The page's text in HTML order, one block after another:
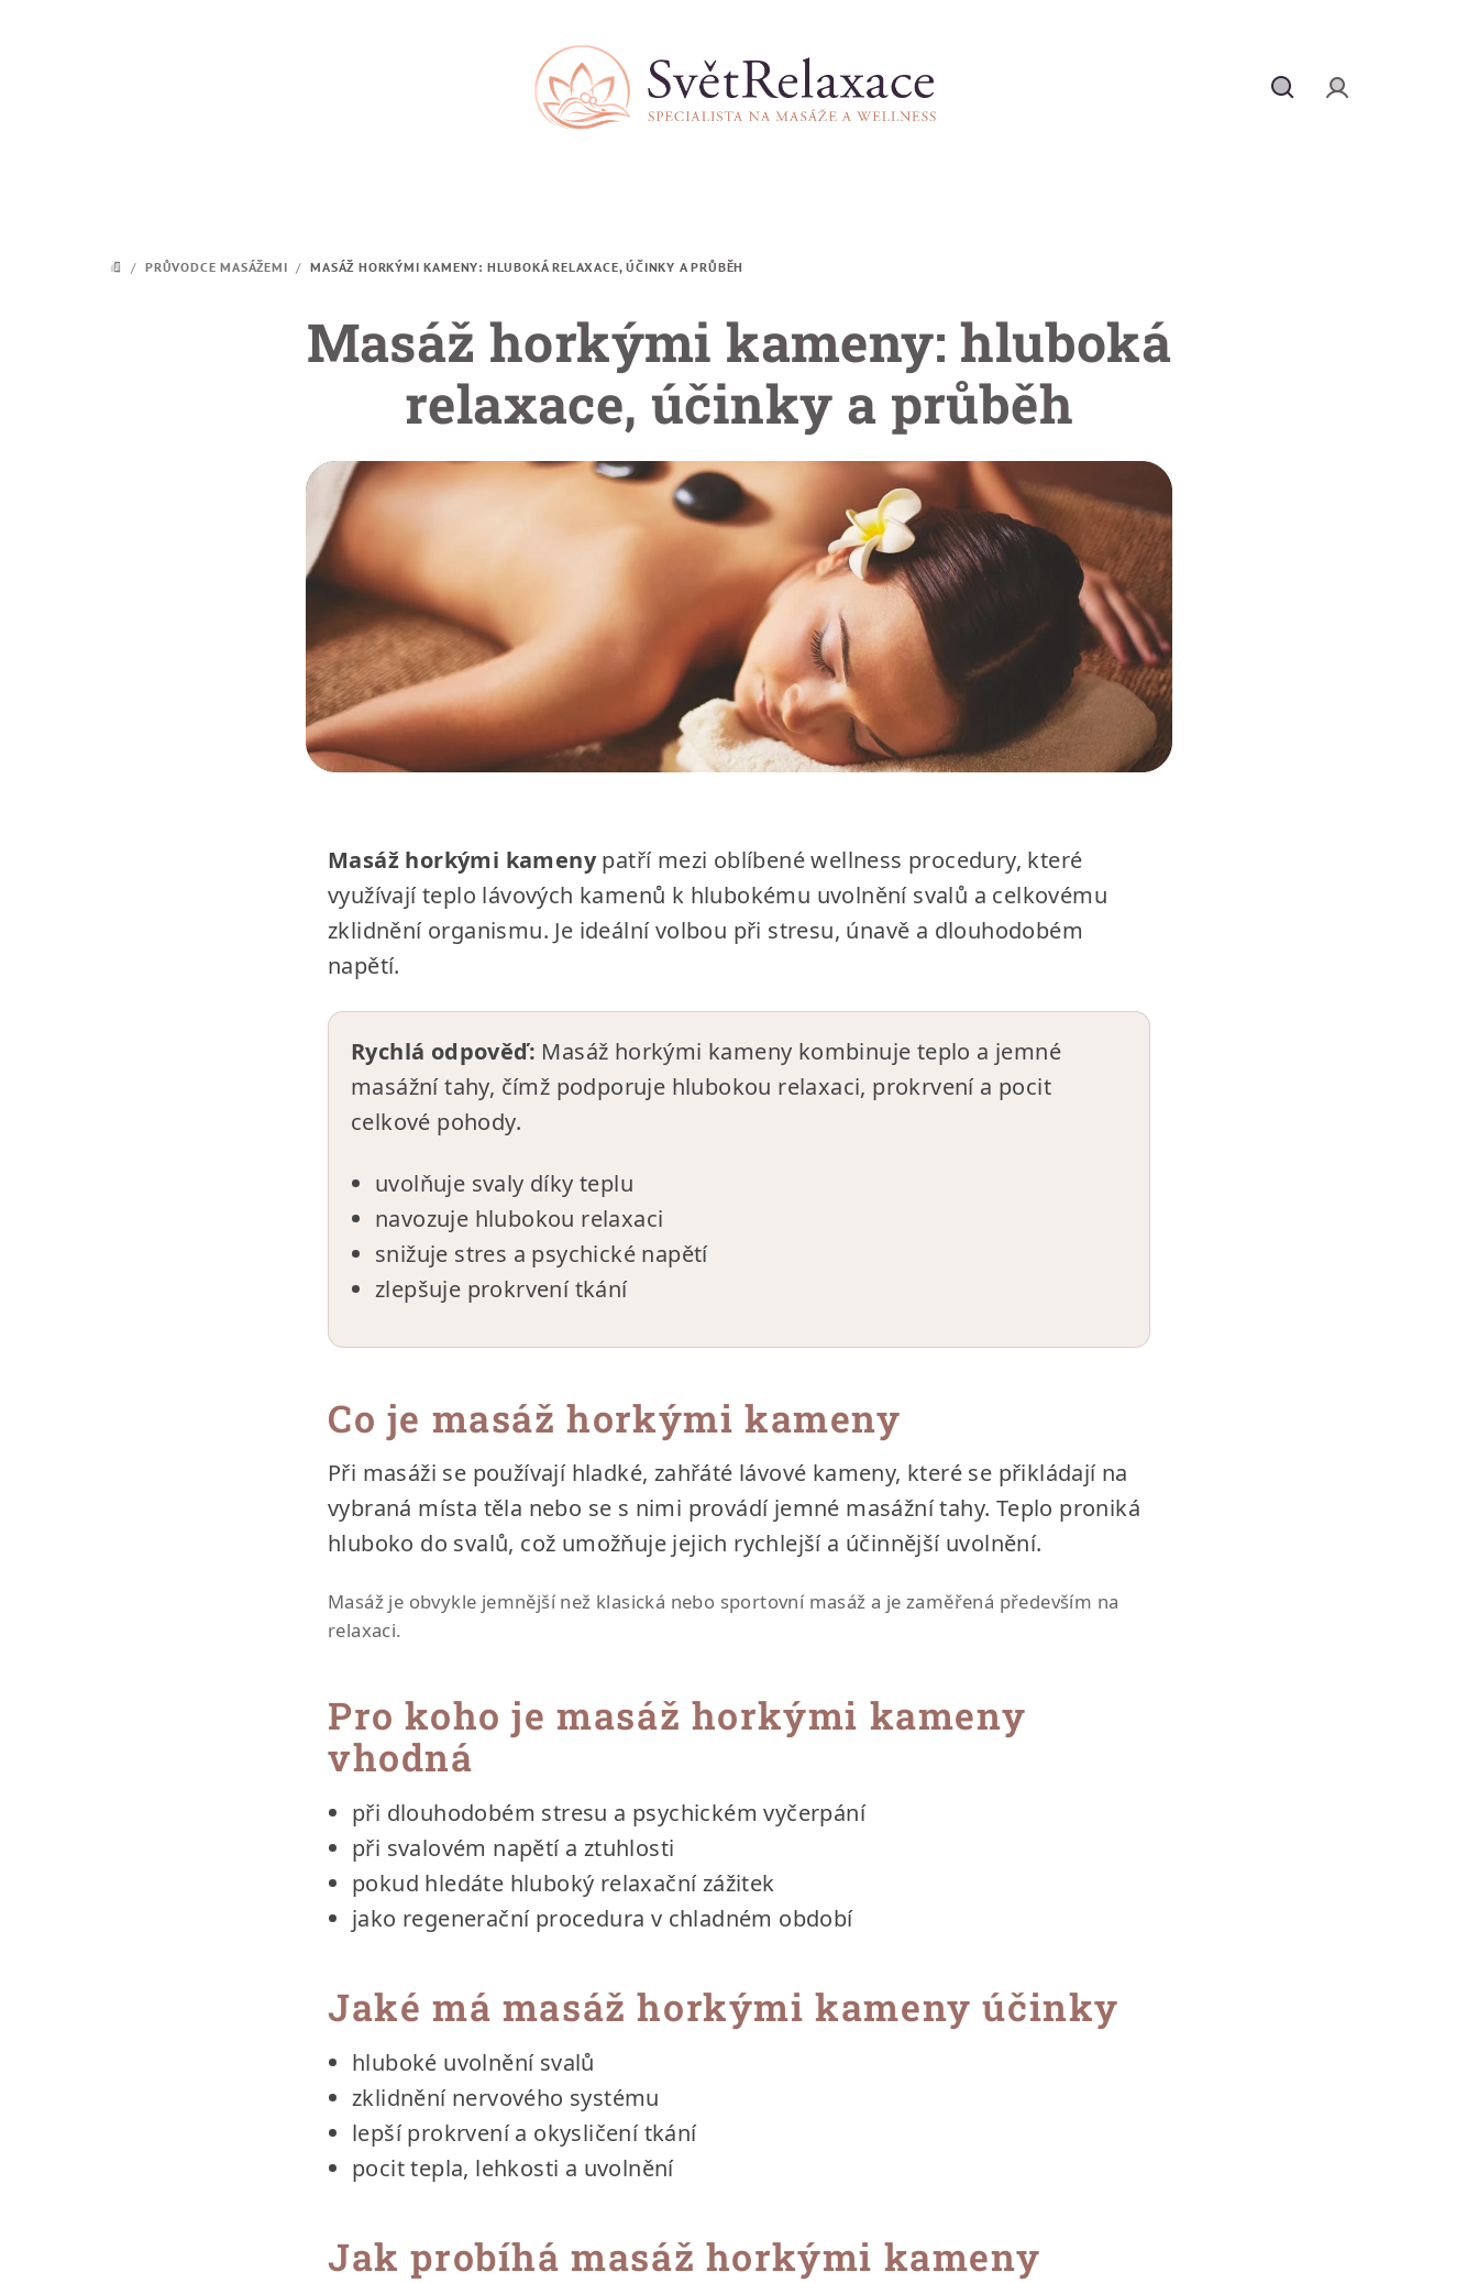
DOMŮ
/ PRŮVODCE MASÁŽEMI / MASÁŽ HORKÝMI KAMENY: HLUBOKÁ RELAXACE, ÚČINKY A PRŮBĚH
Masáž horkými kameny: hluboká
relaxace, účinky a průběh
Masáž horkými kamenypatří mezi oblíbené wellness procedury, které
využívají teplo lávových kamenů k hlubokému uvolnění svalů a celkovému
zklidnění organismu. Je ideální volbou při stresu, únavě a dlouhodobém
napětí.
Rychlá odpověď: Masáž horkými kameny kombinuje teplo a jemné
masážní tahy, čímž podporuje hlubokou relaxaci, prokrvení a pocit
celkové pohody.
uvolňuje svaly díky teplu
navozuje hlubokou relaxaci
snižuje stres a psychické napětí
zlepšuje prokrvení tkání
Co je masáž horkými kameny
Při masáži se používají hladké, zahřáté lávové kameny, které se přikládají na
vybraná místa těla nebo se s nimi provádí jemné masážní tahy. Teplo proniká
hluboko do svalů, což umožňuje jejich rychlejší a účinnější uvolnění.
Masáž je obvykle jemnější než klasická nebo sportovní masáž a je zaměřená především na
relaxaci.
Pro koho je masáž horkými kameny
vhodná
při dlouhodobém stresu a psychickém vyčerpání
při svalovém napětí a ztuhlosti
pokud hledáte hluboký relaxační zážitek
jako regenerační procedura v chladném období
Jaké má masáž horkými kameny účinky
hluboké uvolnění svalů
zklidnění nervového systému
lepší prokrvení a okysličení tkání
pocit tepla, lehkosti a uvolnění
Jak probíhá masáž horkými kameny